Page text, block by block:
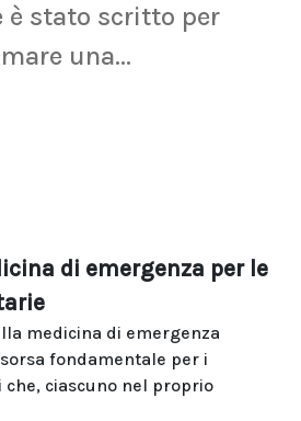
è stato scritto per
una...
di emergenza per le
medicina di emergenza
fondamentale per i
ciascuno nel proprio